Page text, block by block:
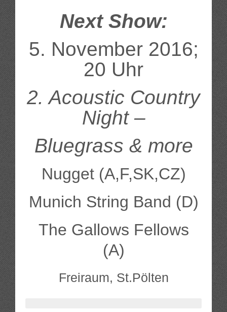
Hörbeispiele
Auszüge aus dem Repertoire
Veranstaltungen
Shop
Album „From Galway Bay to the Cumberland Gap“
Band T-Shirts
The Gallows Fellows Wild West Show
The Gallows Fellows Wild West Show – Premiere im
Next Show:
5. November 2016;
20 Uhr
2. Acoustic Country
Night –
Bluegrass & more
Nugget (A,F,SK,CZ)
Munich String Band (D)
The Gallows Fellows
(A)
Freiraum, St.Pölten